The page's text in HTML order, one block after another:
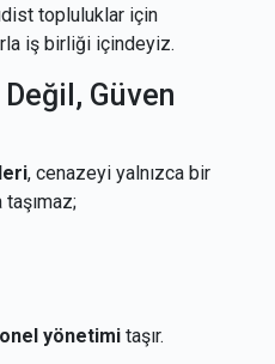
topluluklar için
iş birliği içindeyiz.
Güven
, cenazeyi yalnızca bir
yönetimi taşır.